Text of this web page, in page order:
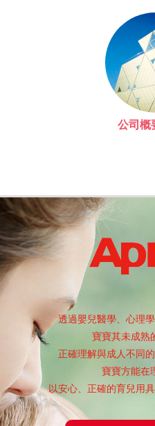
公司概
透過嬰兒醫學、心理
寶寶其未成熟
正確理解與成人不同
寶寶方能在
以安心、正確的育兒用